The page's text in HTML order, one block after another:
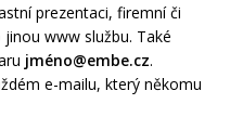
prezentaci, firemní či
www službu. Také
jméno@embe.cz.
e-mailu, který někomu